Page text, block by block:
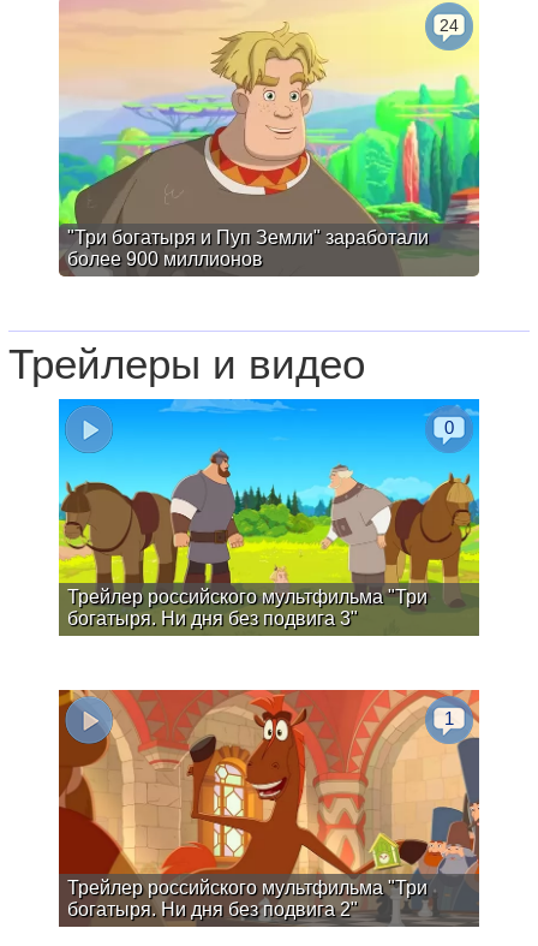
"Три богатыря и Пуп Земли" заработали
более 900 миллионов
24
Трейлеры и видео
Трейлер российского мультфильма "Три
богатыря. Ни дня без подвига 3"
0
Трейлер российского мультфильма "Три
богатыря. Ни дня без подвига 2"
1